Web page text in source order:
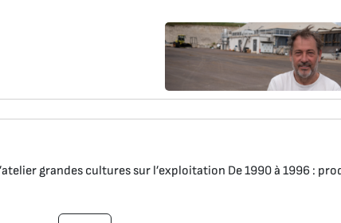
grandes cultures sur l’exploitation De 1990 à 1996 :